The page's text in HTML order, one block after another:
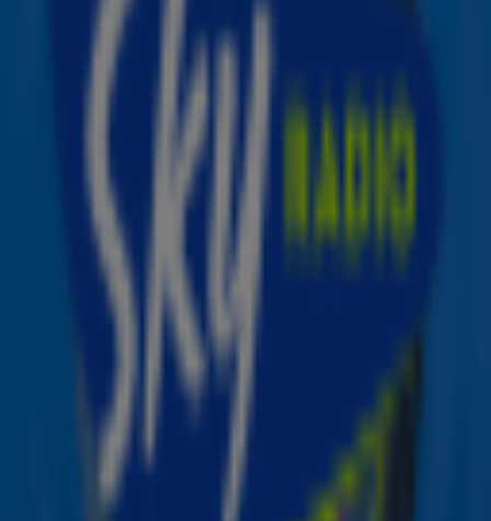
Vanaf 4 augustus: puzzelen maar!
afbeelding van de bekende Sky-artiest compleet door de
stukjes op de juiste plek te schuiven.
Selecteer de puzzelstukken die je wil omwisselen, en de
puzzel past zich automatisch aan.
het Sky-zomerpakket!
Meespelen voor de zomerse prijzen kan van 4 tot en met
Deel deze actie
Ontvang onze nieuwsbrief
Meld je aan voor de nieuwsbrief van Sky Radio en blijf op